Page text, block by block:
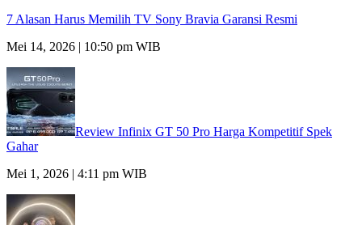
7 Alasan Harus Memilih TV Sony Bravia Garansi Resmi
Mei 14, 2026 | 10:50 pm WIB
Review Infinix GT 50 Pro Harga Kompetitif Spek
Gahar
Mei 1, 2026 | 4:11 pm WIB